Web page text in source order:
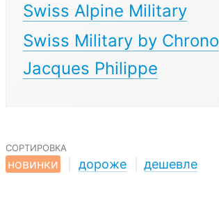
Swiss Alpine Military
Swiss Military by Chrono
Jacques Philippe
сортировка
новинки
дороже дешевле